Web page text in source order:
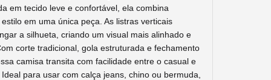
em tecido leve e confortável, ela combina
estilo em uma única peça. As listras verticais
a silhueta, criando um visual mais alinhado e
corte tradicional, gola estruturada e fechamento
camisa transita com facilidade entre o casual e
Ideal para usar com calça jeans, chino ou bermuda,